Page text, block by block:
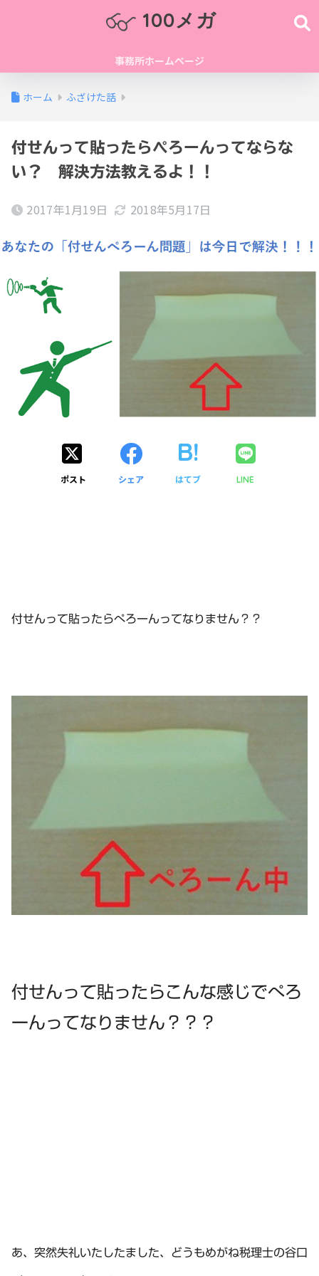
100メガ
事務所ホームページ
ホーム ふざけた話
付せんって貼ったらぺろーんってならな
い？ 解決方法教えるよ！！
2017年1月19日 2018年5月17日
ポスト シェア はてブ LINE
付せんって貼ったらぺろーんってなりません？？
付せんって貼ったらこんな感じでぺろ
ーんってなりません？？？
あ、突然失礼いたしたました、どうもめがね税理士の谷口